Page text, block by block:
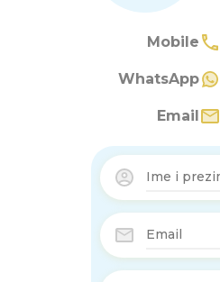
Mobile
WhatsApp
Email